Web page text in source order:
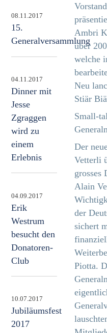
Ambri
über
welche
Neu
Stiär
Small-
Der
Vetterli
grosses
Alain
der
sichert
Piotta.
08.11.2017
15.
Generalversammlung
04.11.2017
Dinner mit
Jesse
Zgraggen
wird zu
einem
Erlebnis
04.09.2017
Erik
Westrum
besucht den
Donatoren-
Club
10.07.2017
Jubiläumsfest
2017